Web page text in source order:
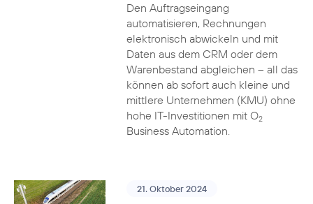
Den Auftragseingang
automatisieren, Rechnungen
elektronisch abwickeln und mit
Daten aus dem CRM oder dem
Warenbestand abgleichen – all das
können ab sofort auch kleine und
mittlere Unternehmen (KMU) ohne
hohe IT-Investitionen mit O2
Business Automation.
21. Oktober 2024